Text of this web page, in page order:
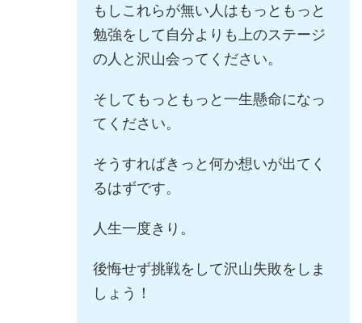
もしこれらが無い人はもっともっと
勉強をして自分よりも上のステージ
の人と沢山会ってください。
そしてもっともっと一生懸命になっ
てください。
そうすればきっと何か想いが出てく
るはずです。
人生一度きり。
後悔せず挑戦をして沢山失敗をしま
しょう！